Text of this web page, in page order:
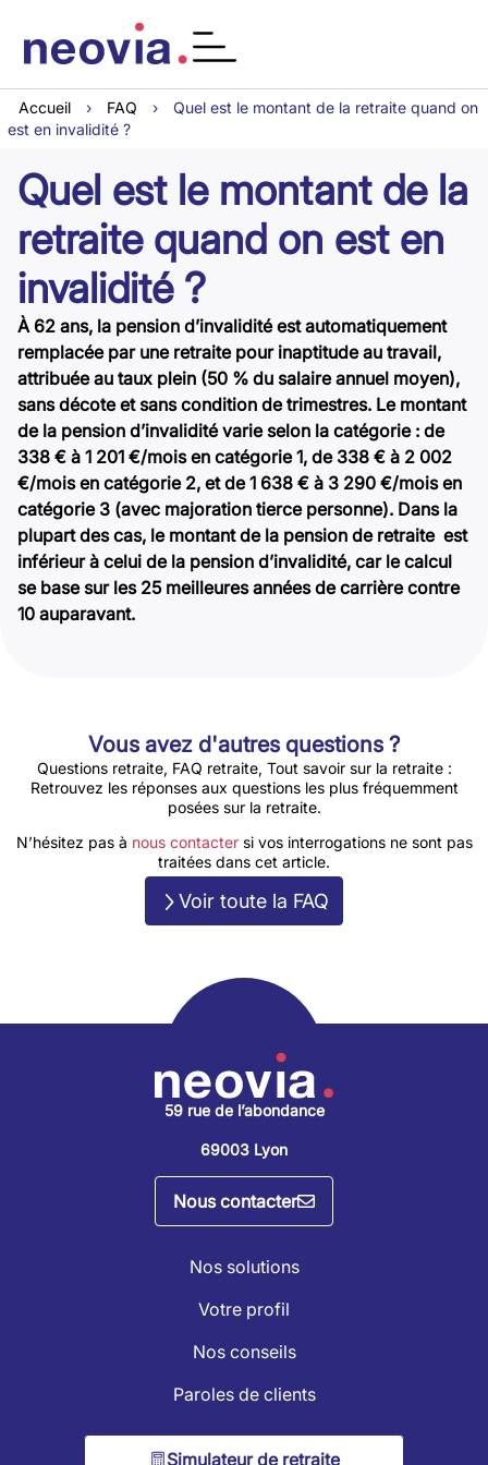
Accueil › FAQ ›
Quel est le montant de la retraite quand on
est en invalidité ?
Quel est le montant de la
retraite quand on est en
invalidité ?
À 62 ans, la pension d’invalidité est automatiquement
remplacée par une retraite pour inaptitude au travail,
attribuée au taux plein (50 % du salaire annuel moyen),
sans décote et sans condition de trimestres. Le montant
de la pension d’invalidité varie selon la catégorie : de
338 € à 1 201 €/mois en catégorie 1, de 338 € à 2 002
€/mois en catégorie 2, et de 1 638 € à 3 290 €/mois en
catégorie 3 (avec majoration tierce personne). Dans la
plupart des cas, le montant de la pension de retraite est
inférieur à celui de la pension d’invalidité, car le calcul
se base sur les 25 meilleures années de carrière contre
10 auparavant.
Vous avez d'autres questions ?
Questions retraite, FAQ retraite, Tout savoir sur la retraite :
Retrouvez les réponses aux questions les plus fréquemment
posées sur la retraite.
N’hésitez pas à nous contactersi vos interrogations ne sont pas
traitées dans cet article.
Voir toute la FAQ
59 rue de l’abondance
69003 Lyon
Nous contacter
Nos solutions
Votre profil
Nos conseils
Paroles de clients
Simulateur de retraite